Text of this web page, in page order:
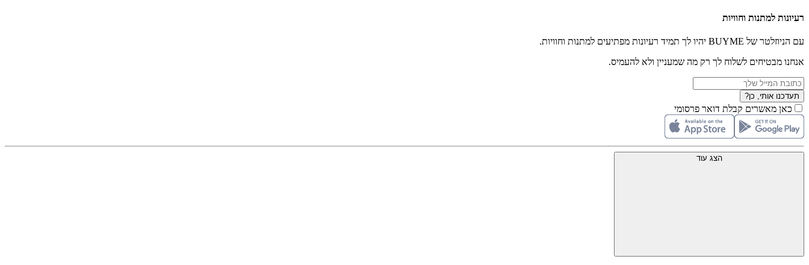
רעיונות למתנות וחוויות
עם הניוזלטר של BUYME יהיו לך תמיד רעיונות מפתיעים למתנות וחוויות.
אנחנו מבטיחים לשלוח לך רק מה שמעניין ולא להעמיס.
תעדכנו אותי, כן?
כאן מאשרים קבלת דואר פרסומי
הצג עוד